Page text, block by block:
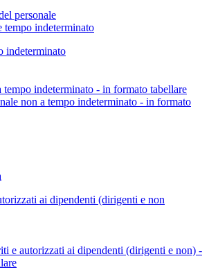
personale
tempo indeterminato
indeterminato
tempo indeterminato - in formato tabellare
non a tempo indeterminato - in formato
ai dipendenti (dirigenti e non
e autorizzati ai dipendenti (dirigenti e non) -